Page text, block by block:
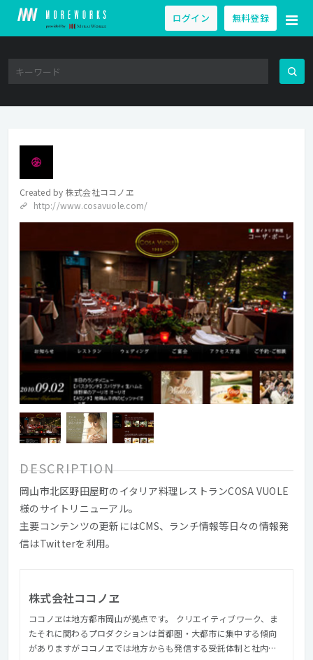
ログイン 無料登録
Created by 株式会社ココノヱ
http://www.cosavuole.com/
DESCRIPTION
岡山市北区野田屋町のイタリア料理レストランCOSA VUOLE
様のサイトリニューアル。
主要コンテンツの更新にはCMS、ランチ情報等日々の情報発
信はTwitterを利用。
株式会社ココノヱ
ココノヱは地方都市岡山が拠点です。 クリエイティブワーク、ま
たそれに関わるプロダクションは首都圏・大都市に集中する傾向
がありますがココノヱでは地方からも発信する受託体制と社内環